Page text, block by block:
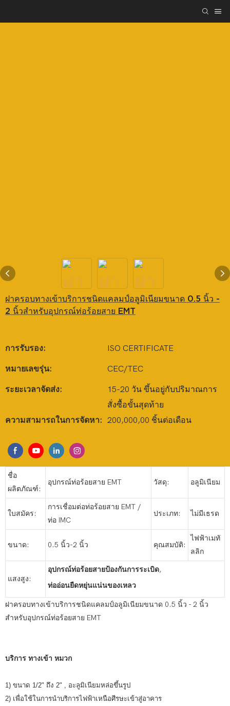
ฝาครอบทางเข้าบริการชนิดแคลมป์อลูมิเนียมขนาด 0.5 นิ้ว -
2 นิ้วสำหรับอุปกรณ์ท่อร้อยสาย EMT
การรับรอง: ISO CERTIFICATE
หมายเลขรุ่น: CEC/TEC
ระยะเวลาจัดส่ง:
15-20 วัน ขึ้นอยู่กับปริมาณการ
สั่งซื้อขั้นสุดท้าย
ความสามารถในการจัดหา:
200,000,00 ชิ้นต่อเดือน
ชื่อ
ผลิตภัณฑ์:
อุปกรณ์ท่อร้อยสาย EMT วัสดุ: อลูมิเนียม
ใบสมัคร:
การเชื่อมต่อท่อร้อยสาย EMT /
ท่อ IMC
ประเภท: ไม่มีเธรด
ขนาด: 0.5 นิ้ว-2 นิ้ว คุณสมบัติ:
ไฟฟ้าเมทั
ลลิก
แสงสูง:
อุปกรณ์ท่อร้อยสายป้องกันการระเบิด,
ท่ออ่อนยืดหยุ่นแน่นของเหลว
ฝาครอบทางเข้าบริการชนิดแคลมป์อลูมิเนียมขนาด 0.5 นิ้ว - 2 นิ้ว
สำหรับอุปกรณ์ท่อร้อยสาย EMT
บริการ ทางเข้า หมวก
1) ขนาด 1/2" ถึง 2" , อะลูมิเนียมหล่อขึ้นรูป
2) เพื่อใช้ในการนำบริการไฟฟ้าเหนือศีรษะเข้าสู่อาคาร